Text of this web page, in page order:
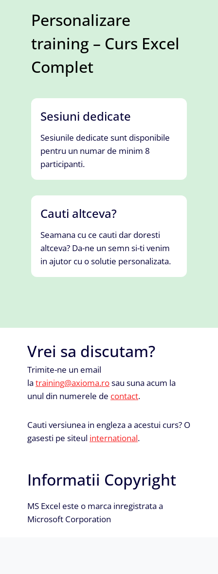
Personalizare
training – Curs Excel
Complet
Sesiuni dedicate
Sesiunile dedicate sunt disponibile
pentru un numar de minim 8
participanti.
Cauti altceva?
Seamana cu ce cauti dar doresti
altceva? Da-ne un semn si-ti venim
in ajutor cu o solutie personalizata.
Vrei sa discutam?
Trimite-ne un email
la training@axioma.rosau suna acum la
unul din numerele de contact.
Cauti versiunea in engleza a acestui curs? O
gasesti pe siteul international.
Informatii Copyright
MS Excel este o marca inregistrata a
Microsoft Corporation